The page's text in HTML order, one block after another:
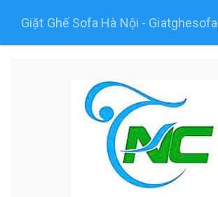
Giặt Ghế Sofa Hà Nội -